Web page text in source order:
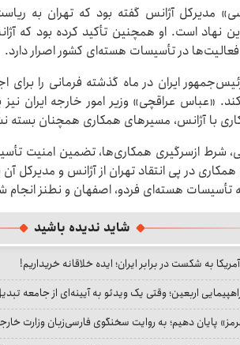
مدیرکل آژانس گفته بود که تهران به
نهاد است. او همچنین تأکید کرده بود که
در تأسیسات هسته‌ای کشور اصرار دارد.
ایران در ماه گذشته فرمانی را برای
«عباس عراقچی» وزیر امور خارجه ایران
با آژانس، مسیرهای همکاری همچنان بسته
شرط ازسرگیری همکاری‌ها، تضمین امنیت
در پی انتقاد تهران از آژانس و مدیرکل
تأسیسات هسته‌ای فردو، اصفهان و نطنز انجام
شاید ندیده باشید
به شکست در برابر ایران؛ ایده خلاقانه خریداریم!
اربعین؛ وقتی یک ویدئو به آیینه‌ای از جامعه
پایان دهیم؛ به روایت سخنگوی فارسی‌زبان وزارت